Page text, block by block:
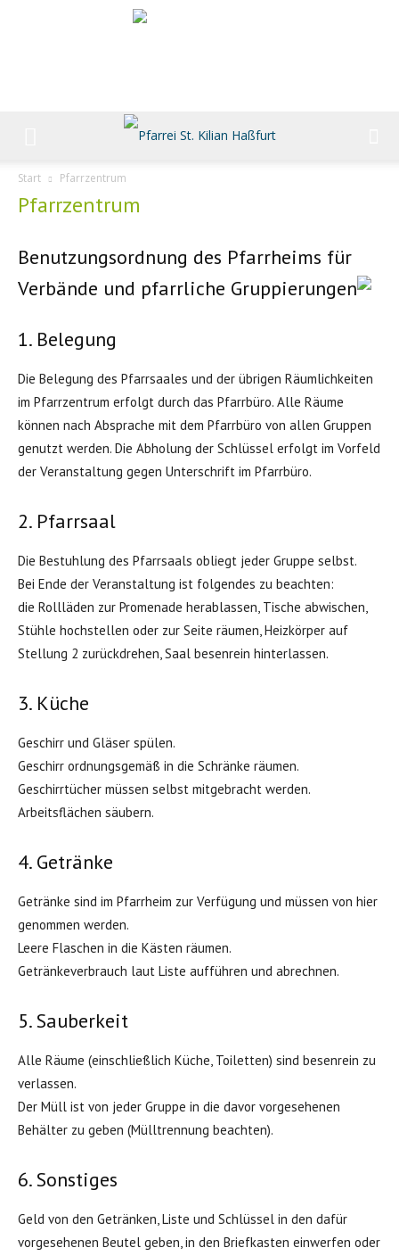
Start Pfarrzentrum
Pfarrzentrum
Benutzungsordnung des Pfarrheims für
Verbände und pfarrliche Gruppierungen
1. Belegung
Die Belegung des Pfarrsaales und der übrigen Räumlichkeiten
im Pfarrzentrum erfolgt durch das Pfarrbüro. Alle Räume
können nach Absprache mit dem Pfarrbüro von allen Gruppen
genutzt werden. Die Abholung der Schlüssel erfolgt im Vorfeld
der Veranstaltung gegen Unterschrift im Pfarrbüro.
2. Pfarrsaal
Die Bestuhlung des Pfarrsaals obliegt jeder Gruppe selbst.
Bei Ende der Veranstaltung ist folgendes zu beachten:
die Rollläden zur Promenade herablassen, Tische abwischen,
Stühle hochstellen oder zur Seite räumen, Heizkörper auf
Stellung 2 zurückdrehen, Saal besenrein hinterlassen.
3. Küche
Geschirr und Gläser spülen.
Geschirr ordnungsgemäß in die Schränke räumen.
Geschirrtücher müssen selbst mitgebracht werden.
Arbeitsflächen säubern.
4. Getränke
Getränke sind im Pfarrheim zur Verfügung und müssen von hier
genommen werden.
Leere Flaschen in die Kästen räumen.
Getränkeverbrauch laut Liste aufführen und abrechnen.
5. Sauberkeit
Alle Räume (einschließlich Küche, Toiletten) sind besenrein zu
verlassen.
Der Müll ist von jeder Gruppe in die davor vorgesehenen
Behälter zu geben (Mülltrennung beachten).
6. Sonstiges
Geld von den Getränken, Liste und Schlüssel in den dafür
vorgesehenen Beutel geben, in den Briefkasten einwerfen oder